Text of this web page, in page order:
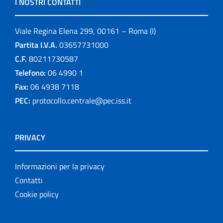
Viale Regina Elena 299, 00161 – Roma (I)
Partita I.V.A. 03657731000
C.F. 80211730587
Telefono: 06 4990 1
Fax: 06 4938 7118
PEC: protocollo.centrale@pec.iss.it
PRIVACY
Informazioni per la privacy
Contatti
Cookie policy